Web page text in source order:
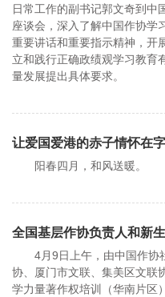
日常工作的副书记郭文奇到中
座谈会，深入了解中国作协学
重要讲话和重要指示精神，开
立和践行正确政绩观学习教育
量发展提出具体要求。
让爱国爱港的赤子情怀在
阳春四月，和风送暖。
全国基层作协负责人和新
4月9日上午，由中国作协
协、厦门市文联、集美区文联
学力量著作权培训（华南片区